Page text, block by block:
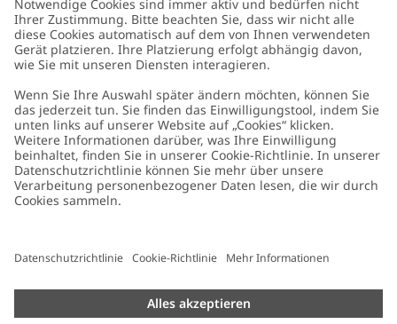
Kundenservice
Kontaktieren Sie uns
FAQ
Barrierefreiheit
Datenschutzrichtlinie
Cookie-Richtlinie
Größenratgeber
Über uns
Über Newbie
Nachhaltigkeit
Impressum
Presse
Germany Standort ändern
Cookies